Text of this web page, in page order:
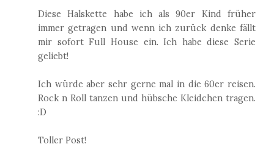
Diese Halskette habe ich als 90er Kind früher
immer getragen und wenn ich zurück denke fällt
mir sofort Full House ein. Ich habe diese Serie
geliebt!
Ich würde aber sehr gerne mal in die 60er reisen.
Rock n Roll tanzen und hübsche Kleidchen tragen.
:D
Toller Post!